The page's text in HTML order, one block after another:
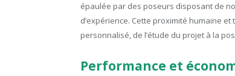
épaulée par des poseurs disposant de
d’expérience. Cette proximité humaine
personnalisé, de l’étude du projet à la
Performance et